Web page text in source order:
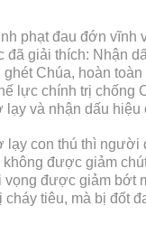
phạt đau đớn vĩnh
giải thích: Nhận
Chúa, hoàn
lực chính trị
và nhận dấu hiệu
con thú thì
không được giảm
được giảm bớt
tiêu, mà bị đốt